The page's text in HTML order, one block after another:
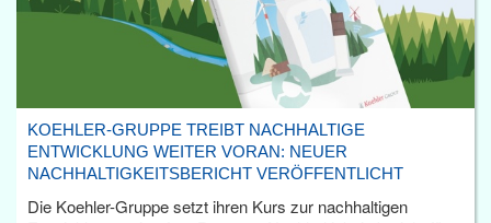
KOEHLER-GRUPPE TREIBT NACHHALTIGE
ENTWICKLUNG WEITER VORAN: NEUER
NACHHALTIGKEITSBERICHT VERÖFFENTLICHT
Die Koehler-Gruppe setzt ihren Kurs zur nachhaltigen